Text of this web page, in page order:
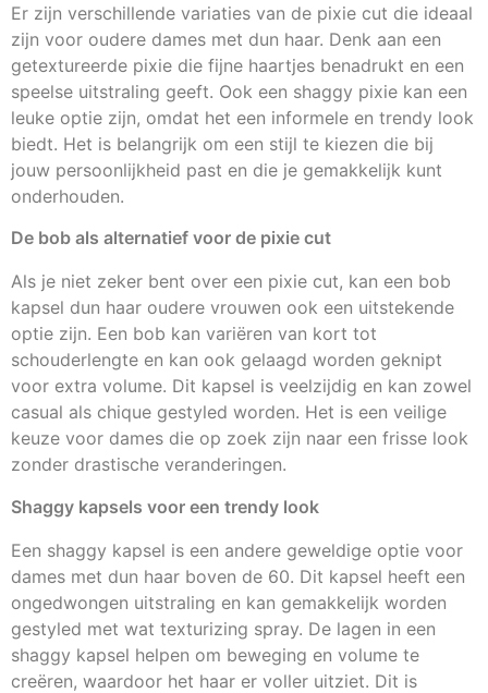
Er zijn verschillende variaties van de pixie cut die ideaal
zijn voor oudere dames met dun haar. Denk aan een
getextureerde pixie die fijne haartjes benadrukt en een
speelse uitstraling geeft. Ook een shaggy pixie kan een
leuke optie zijn, omdat het een informele en trendy look
biedt. Het is belangrijk om een stijl te kiezen die bij
jouw persoonlijkheid past en die je gemakkelijk kunt
onderhouden.
De bob als alternatief voor de pixie cut
Als je niet zeker bent over een pixie cut, kan een bob
kapsel dun haar oudere vrouwen ook een uitstekende
optie zijn. Een bob kan variëren van kort tot
schouderlengte en kan ook gelaagd worden geknipt
voor extra volume. Dit kapsel is veelzijdig en kan zowel
casual als chique gestyled worden. Het is een veilige
keuze voor dames die op zoek zijn naar een frisse look
zonder drastische veranderingen.
Shaggy kapsels voor een trendy look
Een shaggy kapsel is een andere geweldige optie voor
dames met dun haar boven de 60. Dit kapsel heeft een
ongedwongen uitstraling en kan gemakkelijk worden
gestyled met wat texturizing spray. De lagen in een
shaggy kapsel helpen om beweging en volume te
creëren, waardoor het haar er voller uitziet. Dit is